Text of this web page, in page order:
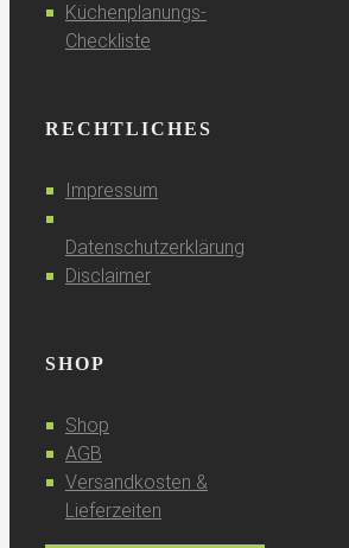
Küchenplanungs-
Checkliste
RECHTLICHES
Impressum
Datenschutzerklärung
Disclaimer
SHOP
Shop
AGB
Versandkosten &
Lieferzeiten